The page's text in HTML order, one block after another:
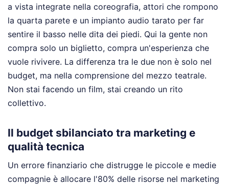
a vista integrate nella coreografia, attori che rompono
la quarta parete e un impianto audio tarato per far
sentire il basso nelle dita dei piedi. Qui la gente non
compra solo un biglietto, compra un'esperienza che
vuole rivivere. La differenza tra le due non è solo nel
budget, ma nella comprensione del mezzo teatrale.
Non stai facendo un film, stai creando un rito
collettivo.
Il budget sbilanciato tra marketing e
qualità tecnica
Un errore finanziario che distrugge le piccole e medie
compagnie è allocare l'80% delle risorse nel marketing